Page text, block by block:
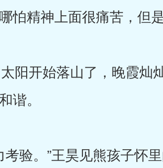
怕精神上面很痛苦，但是
阳开始落山了，晚霞灿
谐。
验。”王昊见熊孩子怀